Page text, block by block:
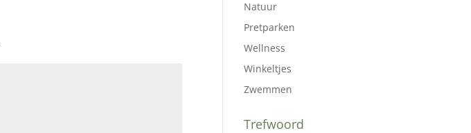
Natuur
Pretparken
Wellness
Winkeltjes
Zwemmen
Trefwoord